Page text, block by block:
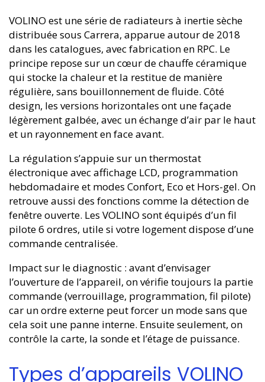
VOLINO est une série de radiateurs à inertie sèche
distribuée sous Carrera, apparue autour de 2018
dans les catalogues, avec fabrication en RPC. Le
principe repose sur un cœur de chauffe céramique
qui stocke la chaleur et la restitue de manière
régulière, sans bouillonnement de fluide. Côté
design, les versions horizontales ont une façade
légèrement galbée, avec un échange d’air par le haut
et un rayonnement en face avant.
La régulation s’appuie sur un thermostat
électronique avec affichage LCD, programmation
hebdomadaire et modes Confort, Eco et Hors-gel. On
retrouve aussi des fonctions comme la détection de
fenêtre ouverte. Les VOLINO sont équipés d’un fil
pilote 6 ordres, utile si votre logement dispose d’une
commande centralisée.
Impact sur le diagnostic : avant d’envisager
l’ouverture de l’appareil, on vérifie toujours la partie
commande (verrouillage, programmation, fil pilote)
car un ordre externe peut forcer un mode sans que
cela soit une panne interne. Ensuite seulement, on
contrôle la carte, la sonde et l’étage de puissance.
Types d’appareils VOLINO